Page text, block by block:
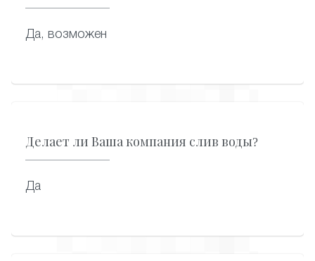
Да, возможен
Делает ли Ваша компания слив воды?
Да